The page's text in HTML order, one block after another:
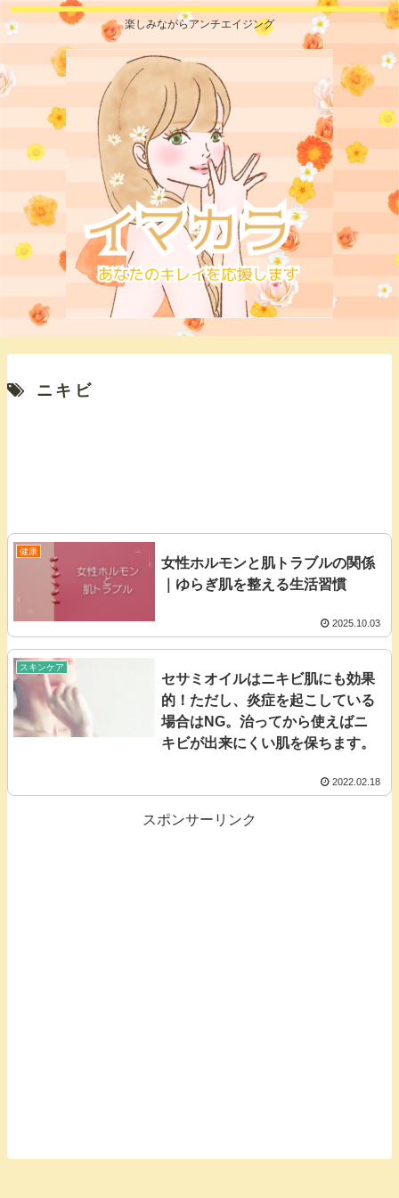
楽しみながらアンチエイジング
ニキビ
健康
女性ホルモンと肌トラブルの関係
｜ゆらぎ肌を整える生活習慣
2025.10.03
スキンケア
セサミオイルはニキビ肌にも効果
的！ただし、炎症を起こしている
場合はNG。治ってから使えばニ
キビが出来にくい肌を保ちます。
2022.02.18
スポンサーリンク